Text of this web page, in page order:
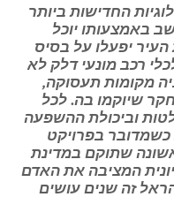
החדישות ביותר
באמצעותו יוכל
יפעלו על בסיס
רכב מונעי דלק לא
מקומות תעסוקה,
שיוקמו בה. לכל
וביכולת ההשפעה
כשמדובר בפרויקט
שתוקם במדינת
המציבה את האדם
זה שנים עושים